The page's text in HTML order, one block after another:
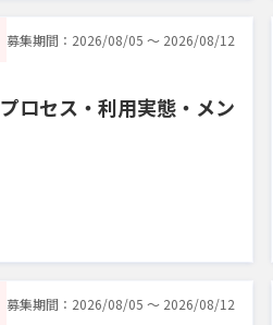
募集期間：2026/08/05 〜 2026/08/12
ロセス・利用実態・メン
募集期間：2026/08/05 〜 2026/08/12